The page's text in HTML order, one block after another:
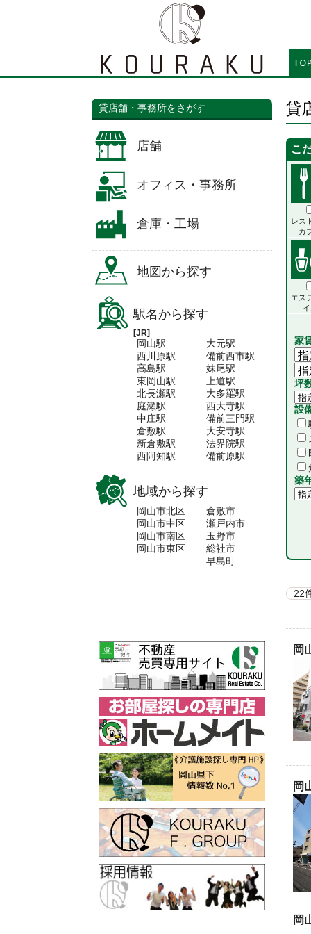
貸店舗・事務所をさがす
店舗
オフィス・事務所
倉庫・工場
地図から探す
駅名から探す
[JR]
岡山
西川原
高島
東岡山
北長瀬
庭瀬
中庄
倉敷
新倉敷
西阿知
大元
備前西市
妹尾
上道
大多羅
西大寺
備前三門
大安寺
法界院
備前原
地域から探す
岡山市北区
岡山市中区
岡山市南区
岡山市東区
倉敷市
瀬戸内市
玉野市
総社市
早島町
貸
こ
レス
カ
エス
家
坪
設
築
22
岡
岡
岡